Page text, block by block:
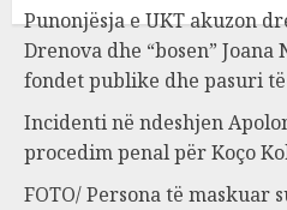
Punonjësja e UKT akuzon
Drenova dhe “bosen”
fondet publike dhe pasuri
Incidenti në ndeshjen
procedim penal për Koço
FOTO/ Persona të maskuar